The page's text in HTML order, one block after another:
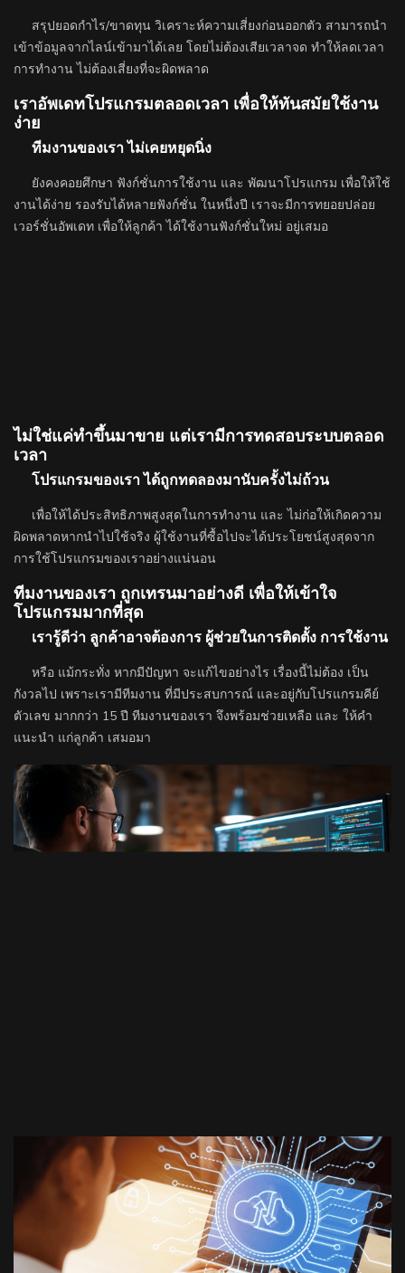
สรุปยอดกำไร/ขาดทุน วิเคราะห์ความเสี่ยงก่อนออกตัว สามารถนำ
เข้าข้อมูลจากไลน์เข้ามาได้เลย โดยไม่ต้องเสียเวลาจด ทำให้ลดเวลา
การทำงาน ไม่ต้องเสี่ยงที่จะผิดพลาด
เราอัพเดทโปรแกรมตลอดเวลา เพื่อให้ทันสมัยใช้งาน
ง่าย
ทีมงานของเรา ไม่เคยหยุดนิ่ง
ยังคงคอยศึกษา ฟังก์ชั่นการใช้งาน และ พัฒนาโปรแกรม เพื่อให้ใช้
งานได้ง่าย รองรับได้หลายฟังก์ชั่น ในหนึ่งปี เราจะมีการทยอยปล่อย
เวอร์ชั่นอัพเดท เพื่อให้ลูกค้า ได้ใช้งานฟังก์ชั่นใหม่ อยู่เสมอ
ไม่ใช่แค่ทำขึ้นมาขาย แต่เรามีการทดสอบระบบตลอด
เวลา
โปรแกรมของเรา ได้ถูกทดลองมานับครั้งไม่ถ้วน
เพื่อให้ได้ประสิทธิภาพสูงสุดในการทำงาน และ ไม่ก่อให้เกิดความ
ผิดพลาดหากนำไปใช้จริง ผู้ใช้งานที่ซื้อไปจะได้ประโยชน์สูงสุดจาก
การใช้โปรแกรมของเราอย่างแน่นอน
ทีมงานของเรา ถูกเทรนมาอย่างดี เพื่อให้เข้าใจ
โปรแกรมมากที่สุด
เรารู้ดีว่า ลูกค้าอาจต้องการ ผู้ช่วยในการติดตั้ง การใช้งาน
หรือ แม้กระทั่ง หากมีปัญหา จะแก้ไขอย่างไร เรื่องนี้ไม่ต้อง เป็น
กังวลไป เพราะเรามีทีมงาน ที่มีประสบการณ์ และอยู่กับโปรแกรมคีย์
ตัวเลข มากกว่า 15 ปี ทีมงานของเรา จึงพร้อมช่วยเหลือ และ ให้คำ
แนะนำ แก่ลูกค้า เสมอมา